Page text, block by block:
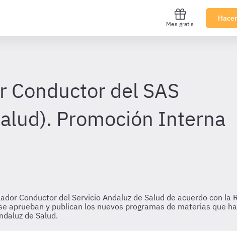
Mes gratis
Conductor del SAS
Promoción Interna
Conductor del Servicio Andaluz de Salud de acuerdo con la
aprueban y publican los nuevos programas de materias que
de Salud.